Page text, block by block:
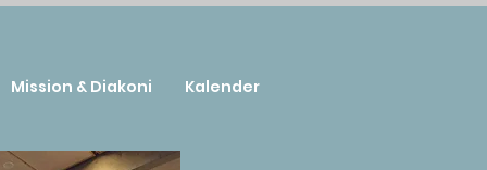
Mission & Diakoni Kalender